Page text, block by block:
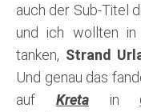
auch der Sub-Titel
und ich wollten in
tanken, Strand
Und genau das
auf Kreta in